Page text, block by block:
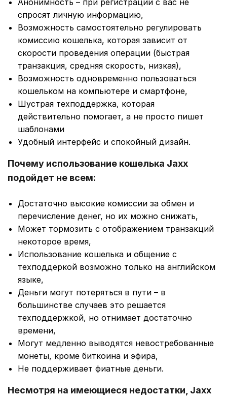
Анонимность – при регистрации с вас не
спросят личную информацию,
Возможность самостоятельно регулировать
комиссию кошелька, которая зависит от
скорости проведения операции (быстрая
транзакция, средняя скорость, низкая),
Возможность одновременно пользоваться
кошельком на компьютере и смартфоне,
Шустрая техподдержка, которая
действительно помогает, а не просто пишет
шаблонами
Удобный интерфейс и спокойный дизайн.
Почему использование кошелька Jaxx
подойдет не всем:
Достаточно высокие комиссии за обмен и
перечисление денег, но их можно снижать,
Может тормозить с отображением транзакций
некоторое время,
Использование кошелька и общение с
техподдеркой возможно только на английском
языке,
Деньги могут потеряться в пути – в
большинстве случаев это решается
техподдержкой, но отнимает достаточно
времени,
Могут медленно выводятся невостребованные
монеты, кроме биткоина и эфира,
Не поддерживает фиатные деньги.
Несмотря на имеющиеся недостатки, Jaxx